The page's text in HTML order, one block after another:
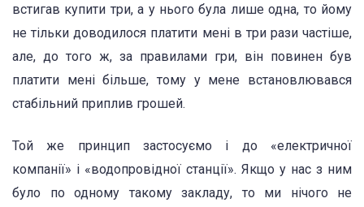
встигав купити три, а у нього була лише одна, то йому
не тільки доводилося платити мені в три рази частіше,
але, до того ж, за правилами гри, він повинен був
платити мені більше, тому у мене встановлювався
стабільний приплив грошей.
Той же принцип застосуємо і до «електричної
компанії» і «водопровідної станції». Якщо у нас з ним
було по одному такому закладу, то ми нічого не